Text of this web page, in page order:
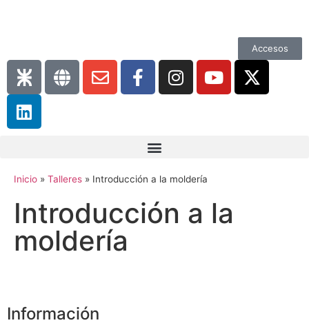
Accesos
Inicio » Talleres » Introducción a la moldería
Introducción a la
moldería
Información